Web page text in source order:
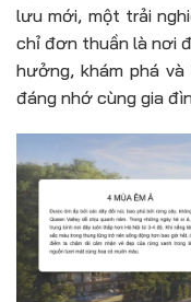
lưu mới, một trải
chỉ đơn thuần là nơi
hưởng, khám phá
đáng nhớ cùng gia